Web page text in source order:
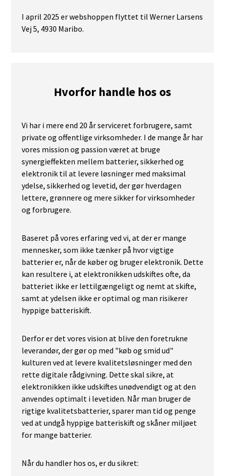
I april 2025 er webshoppen flyttet til Werner Larsens
Vej 5, 4930 Maribo.
Hvorfor handle hos os
Vi har i mere end 20 år serviceret forbrugere, samt
private og offentlige virksomheder. I de mange år har
vores mission og passion været at bruge
synergieffekten mellem batterier, sikkerhed og
elektronik til at levere løsninger med maksimal
ydelse, sikkerhed og levetid, der gør hverdagen
lettere, grønnere og mere sikker for virksomheder
og forbrugere.
Baseret på vores erfaring ved vi, at der er mange
mennesker, som ikke tænker på hvor vigtige
batterier er, når de køber og bruger elektronik. Dette
kan resultere i, at elektronikken udskiftes ofte, da
batteriet ikke er lettilgængeligt og nemt at skifte,
samt at ydelsen ikke er optimal og man risikerer
hyppige batteriskift.
Derfor er det vores vision at blive den foretrukne
leverandør, der gør op med "køb og smid ud"
kulturen ved at levere kvalitetsløsninger med den
rette digitale rådgivning. Dette skal sikre, at
elektronikken ikke udskiftes unødvendigt og at den
anvendes optimalt i levetiden. Når man bruger de
rigtige kvalitetsbatterier, sparer man tid og penge
ved at undgå hyppige batteriskift og skåner miljøet
for mange batterier.
Når du handler hos os, er du sikret: